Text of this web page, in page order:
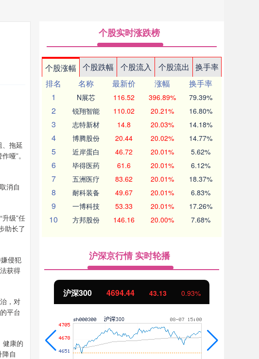
、拖延
哑”。
消自
级”任
助长了
侵犯
获得
，对
平台
健康的
自
个股实时涨跌榜
个股涨幅 个股跌幅 个股流入 个股流出
换手率
排名
名称 最新价 涨幅
换手率
1
N展芯 116.52 396.89% 79.39%
2 锐翔智能 110.02 20.21% 16.80%
3 志特新材 14.8 20.03% 14.18%
4 博腾股份 20.44 20.02% 14.77%
5 近岸蛋白 46.72 20.01% 5.62%
6 毕得医药 61.6 20.01% 6.12%
7 五洲医疗 83.62 20.01% 18.37%
8 耐科装备 49.67 20.01% 6.83%
9 一博科技 53.33 20.01% 17.26%
10 方邦股份 146.16 20.00% 7.68%
沪深京行情 实时轮播
沪深300 4694.44 43.13 0.93%